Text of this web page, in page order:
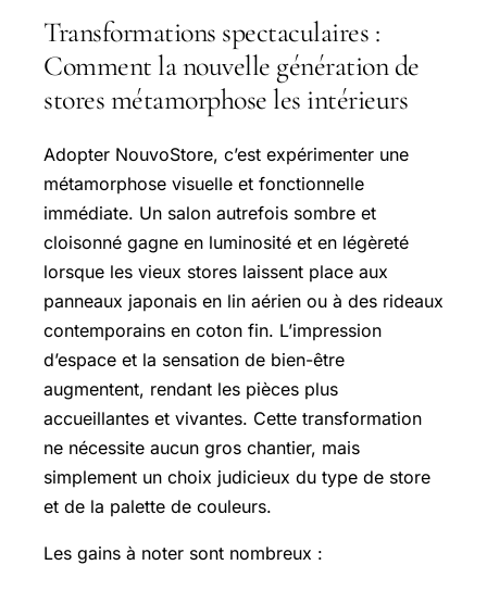
Transformations spectaculaires :
Comment la nouvelle génération de
stores métamorphose les intérieurs
Adopter NouvoStore, c’est expérimenter une
métamorphose visuelle et fonctionnelle
immédiate. Un salon autrefois sombre et
cloisonné gagne en luminosité et en légèreté
lorsque les vieux stores laissent place aux
panneaux japonais en lin aérien ou à des rideaux
contemporains en coton fin. L’impression
d’espace et la sensation de bien-être
augmentent, rendant les pièces plus
accueillantes et vivantes. Cette transformation
ne nécessite aucun gros chantier, mais
simplement un choix judicieux du type de store
et de la palette de couleurs.
Les gains à noter sont nombreux :